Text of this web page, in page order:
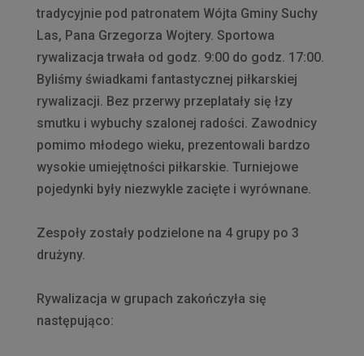
tradycyjnie pod patronatem Wójta Gminy Suchy
Las, Pana Grzegorza Wojtery. Sportowa
rywalizacja trwała od godz. 9:00 do godz. 17:00.
Byliśmy świadkami fantastycznej piłkarskiej
rywalizacji. Bez przerwy przeplatały się łzy
smutku i wybuchy szalonej radości. Zawodnicy
pomimo młodego wieku, prezentowali bardzo
wysokie umiejętności piłkarskie. Turniejowe
pojedynki były niezwykle zacięte i wyrównane.
Zespoły zostały podzielone na 4 grupy po 3
drużyny.
Rywalizacja w grupach zakończyła się
następująco: